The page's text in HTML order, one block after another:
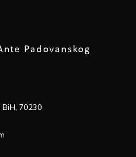
BiH, 70230